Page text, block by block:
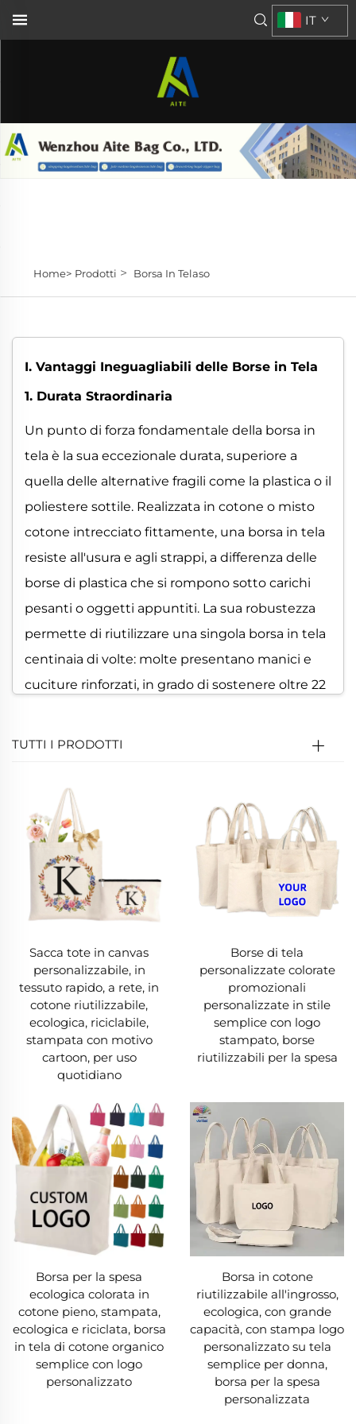
IT
Home> Prodotti > Borsa In Telaso
I. Vantaggi Ineguagliabili delle Borse in Tela
1. Durata Straordinaria
Un punto di forza fondamentale della borsa in
tela è la sua eccezionale durata, superiore a
quella delle alternative fragili come la plastica o il
poliestere sottile. Realizzata in cotone o misto
cotone intrecciato fittamente, una borsa in tela
resiste all'usura e agli strappi, a differenza delle
borse di plastica che si rompono sotto carichi
pesanti o oggetti appuntiti. La sua robustezza
permette di riutilizzare una singola borsa in tela
centinaia di volte: molte presentano manici e
cuciture rinforzati, in grado di sostenere oltre 22
2. Scelta Ecologica
In un mondo attento all'ambiente, una borsa in
tela è un'alternativa sostenibile alla plastica
monouso, un inquinante importante che intasa
le discariche, danneggia la vita marina e
riutilizzabile e biodegradabile (soprattutto se in
cotone al 100%), riducendo gli sprechi di
plastica. Utilizzare una borsa in tela soltanto 11
volte compensa il suo impatto ambientale
rispetto alle plastiche usa e getta. Molte borse in
tela sono realizzate con cotone biologico
(coltivato senza sostanze chimiche nocive),
rendendo la borsa in tela una scelta che
protegge il pianeta.
3. Design versatile e personalizzazione
Una borsa in tela offre una versatilità di design
insuperabile, adattandosi ai gusti più diversi. La
tela permette serigrafia, ricamo o disegni fatti a
mano, quindi puoi trovare una borsa in tela che
si abbina al tuo stile — motivi audaci, loghi
minimalisti o disegni unici. Le aziende
apprezzano molto le borse in tela come
strumenti promozionali, trasformandole in
TUTTI I PRODOTTI
Sacca tote in canvas
personalizzabile, in
tessuto rapido, a rete, in
cotone riutilizzabile,
ecologica, riciclabile,
stampata con motivo
cartoon, per uso
quotidiano
Borse di tela
personalizzate colorate
promozionali
personalizzate in stile
semplice con logo
stampato, borse
riutilizzabili per la spesa
Borsa per la spesa
ecologica colorata in
cotone pieno, stampata,
ecologica e riciclata, borsa
in tela di cotone organico
semplice con logo
personalizzato
Borsa in cotone
riutilizzabile all'ingrosso,
ecologica, con grande
capacità, con stampa logo
personalizzato su tela
semplice per donna,
borsa per la spesa
personalizzata